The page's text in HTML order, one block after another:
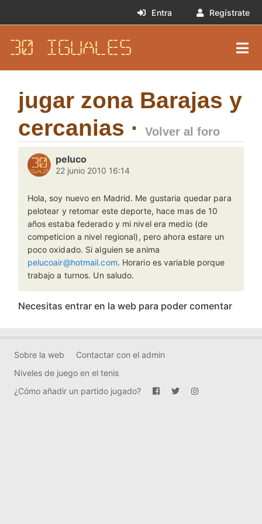
Entra Regístrate
30 IGUALES
jugar zona Barajas y
cercanias ·
Volver al foro
peluco
22 junio 2010 16:14
Hola, soy nuevo en Madrid. Me gustaria quedar para
pelotear y retomar este deporte, hace mas de 10
años estaba federado y mi nivel era medio (de
competicion a nivel regional), pero ahora estare un
poco oxidado. Si alguien se anima
pelucoair@hotmail.com. Horario es variable porque
trabajo a turnos. Un saludo.
Necesitas entrar en la web para poder comentar
Sobre la web
Contactar con el admin
Niveles de juego en el tenis
¿Cómo añadir un partido jugado?